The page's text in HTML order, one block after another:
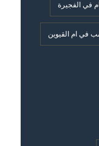
في الفجيرة
في ام القيوين